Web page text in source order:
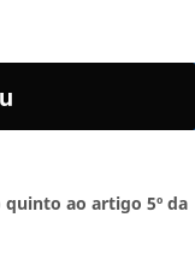
quinto ao artigo 5º da